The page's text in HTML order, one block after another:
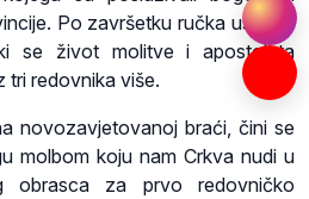
Po završetku ručka uslijedili
se život molitve i apostolata
tri redovnika više.
novozavjetovanoj braći, čini se
molbom koju nam Crkva nudi u
obrasca za prvo redovničko